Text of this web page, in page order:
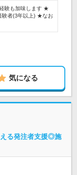
験も加味します ★
験者(3年以上) ★なお
気になる
える発注者支援◎施